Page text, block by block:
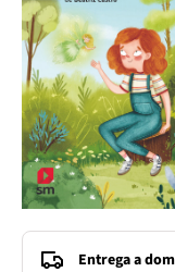
Entrega a